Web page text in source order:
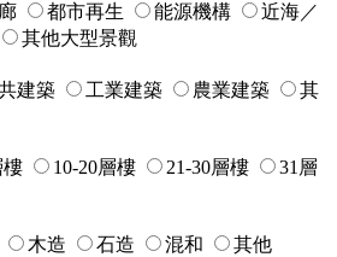
都市再生 能源機構
近海／
其他大型景觀
建築 工業建築 農業建築
其
樓 10-20層樓 21-30層樓
31層
木造 石造 混和
其他